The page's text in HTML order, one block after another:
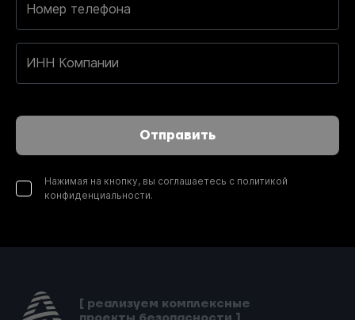
Номер телефона
ИНН Компании
Отправить
Нажимая на кнопку, вы соглашаетесь с политикой
конфиденциальности.
[ реализуем комплексные